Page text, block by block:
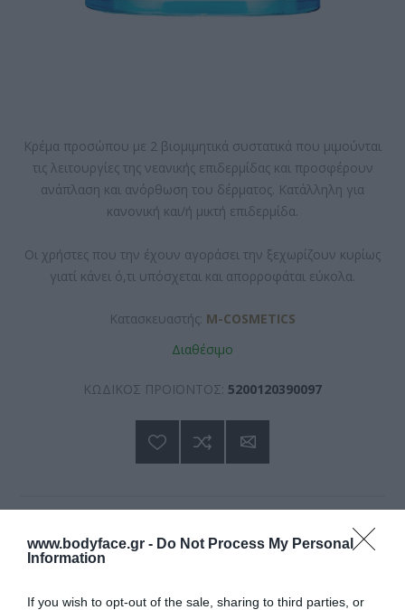
www.bodyface.gr - Do Not Process My Personal
Information
If you wish to opt-out of the sale, sharing to third parties, or
Κρέμα προσώπου με 2 βιομιμητικά συστατικά που μιμούνται
τις λειτουργίες της νεανικής επιδερμίδας και προσφέρουν
ανάπλαση και ανόρθωση του δέρματος. Κατάλληλη για
κανονική και/ή μικτή επιδερμίδα.
Οι χρήστες που την έχουν αγοράσει την ξεχωρίζουν κυρίως
γιατί κάνει ό,τι υπόσχεται και απορροφάται εύκολα.
Κατασκευαστής: M-COSMETICS
Διαθέσιμο
ΚΩΔΙΚΟΣ ΠΡΟΪΟΝΤΟΣ: 5200120390097
23,00 €